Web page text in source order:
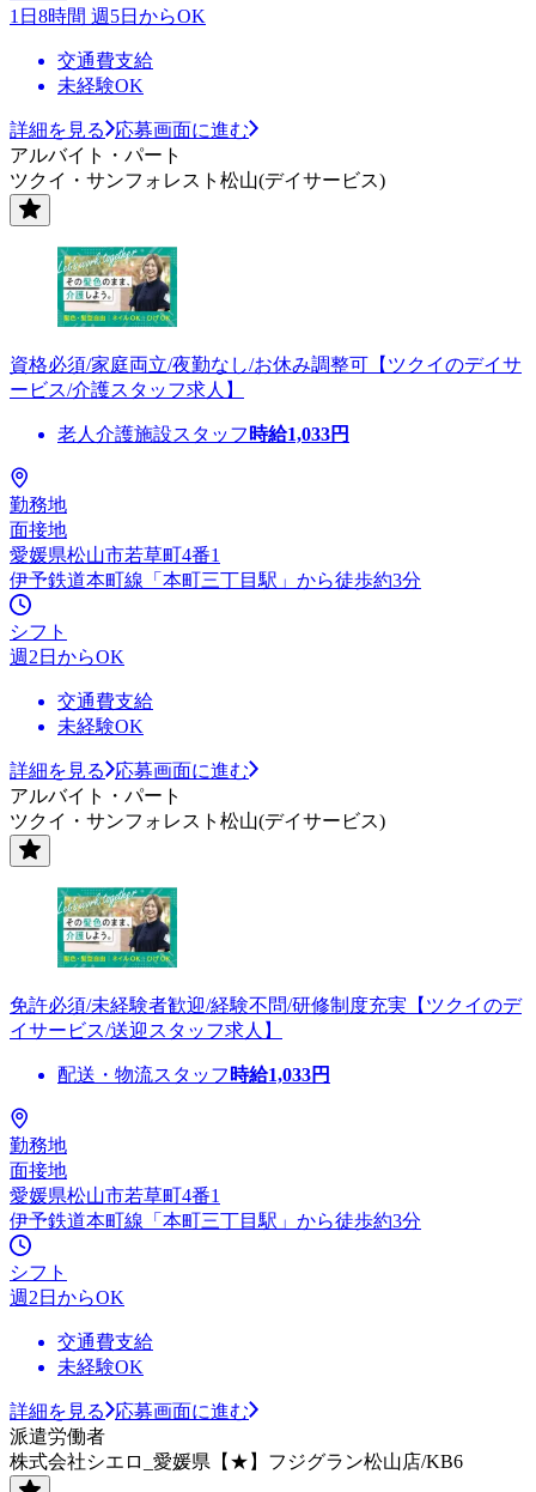
1日8時間 週5日からOK
交通費支給
未経験OK
詳細を見る
応募画面に進む
アルバイト・パート
ツクイ・サンフォレスト松山(デイサービス)
資格必須/家庭両立/夜勤なし/お休み調整可【ツクイのデイサ
ービス/介護スタッフ求人】
老人介護施設スタッフ 時給1,033円
勤務地
面接地
愛媛県松山市若草町4番1
伊予鉄道本町線「本町三丁目駅」から徒歩約3分
シフト
週2日からOK
交通費支給
未経験OK
詳細を見る
応募画面に進む
アルバイト・パート
ツクイ・サンフォレスト松山(デイサービス)
免許必須/未経験者歓迎/経験不問/研修制度充実【ツクイのデ
イサービス/送迎スタッフ求人】
配送・物流スタッフ 時給1,033円
勤務地
面接地
愛媛県松山市若草町4番1
伊予鉄道本町線「本町三丁目駅」から徒歩約3分
シフト
週2日からOK
交通費支給
未経験OK
詳細を見る
応募画面に進む
派遣労働者
株式会社シエロ_愛媛県【★】フジグラン松山店/KB6